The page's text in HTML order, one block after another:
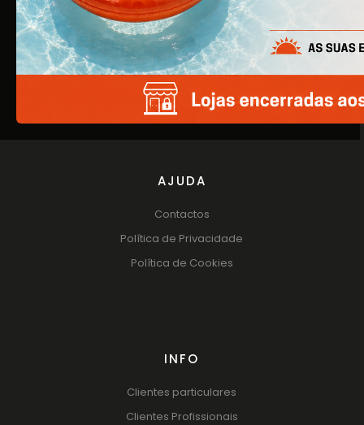
Quem Somos
Produtos
Catálogos
AJUDA
Contactos
Política de Privacidade
Política de Cookies
INFO
Clientes particulares
Clientes Profissionais